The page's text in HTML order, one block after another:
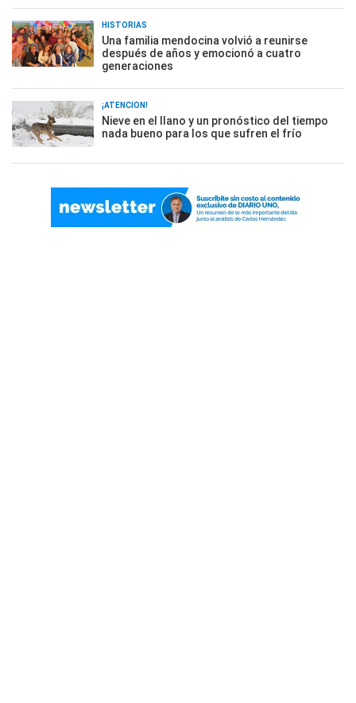
HISTORIAS
Una familia mendocina volvió a reunirse
después de años y emocionó a cuatro
generaciones
¡ATENCIÓN!
Nieve en el llano y un pronóstico del tiempo
nada bueno para los que sufren el frío